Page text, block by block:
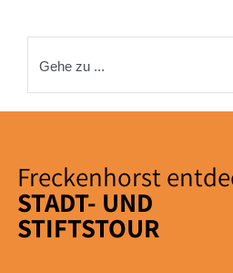
Inhalt
springenGehe zu ...
Freckenhorst
STADT- UND
STIFTSTOUR